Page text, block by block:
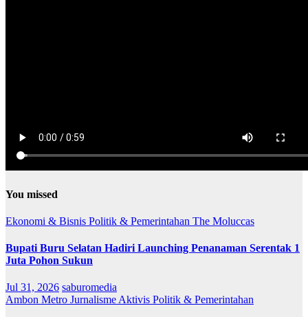
You missed
Ekonomi & Bisnis Politik & Pemerintahan The Moluccas
Bupati Buru Selatan Hadiri Launching Penanaman Serentak 1
Juta Pohon Sukun
Jul 31, 2026 saburomedia
Ambon Metro Jurnalisme Aktivis Politik & Pemerintahan